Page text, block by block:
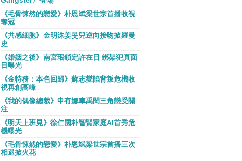
《毛骨悚然的戀愛》朴恩斌梁世宗首播收視
奪冠
《共感細胞》金明洙姜旻兒逆向接吻掀羅曼
史
《婚姻之後》南宮珉鎖定許在日 綁架犯真面
目曝光
《金特務：本色回歸》蘇志燮陷背叛危機收
視再創高峰
《我的偶像總裁》申有娜車禹閔三角戀受關
注
《明天上班見》徐仁國朴智賢家庭AI首秀危
機曝光
《毛骨悚然的戀愛》朴恩斌梁世宗首播三次
相遇掀火花